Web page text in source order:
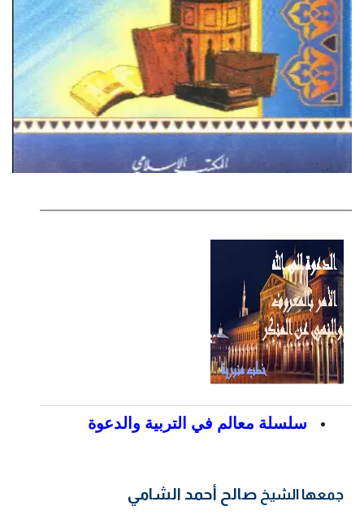
سلسلة معالم في التربية والدعوة
جمعها الشيخ صالح أحمد الشامي